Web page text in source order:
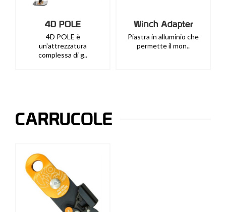
4D POLE
4D POLE è
un'attrezzatura
complessa di g..
Winch Adapter
Piastra in alluminio che
permette il mon..
CARRUCOLE